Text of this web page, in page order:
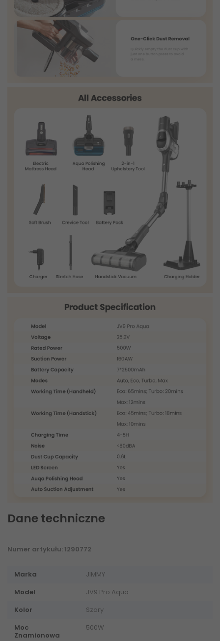
Dane techniczne
Numer artykułu: 1290772
Marka
JIMMY
Model
JV9 Pro Aqua
Kolor
Szary
Moc
Znamionowa
500W